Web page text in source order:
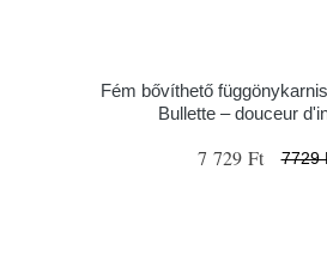
Fém bővíthető
Bullette – douceur
7 729 Ft 7729